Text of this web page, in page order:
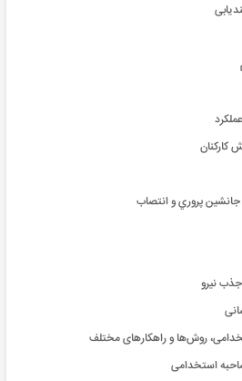
كاركنان
جانشين پروري و انتصاب
نیرو
روش‌ها و راهکارهای مختلف
استخدامی